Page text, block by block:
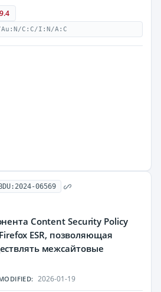
Au:N/C:C/I:N/A:C
BDU:2024-06569
Content Security Policy
ESR, позволяющая
межсайтовые
2026-01-19